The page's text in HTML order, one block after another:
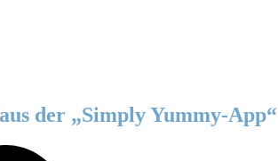
der „Simply Yummy-App“